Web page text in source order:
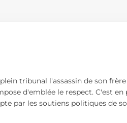
tribunal l'assassin de son
d'emblée le respect. C'est
par les soutiens politiques de